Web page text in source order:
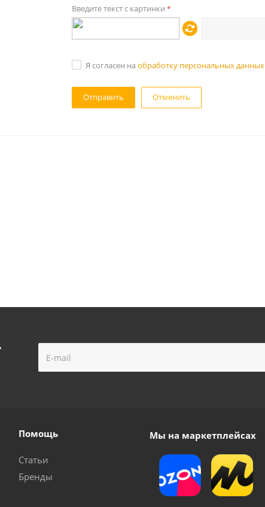
Введите текст с картинки *
Я согласен на обработку персональных данных
Отменить
Помощь
Статьи
Бренды
Мы на маркетплейсах